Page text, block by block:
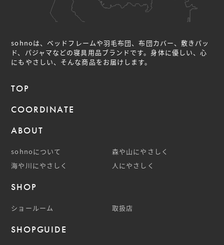
sohnoは、ベッドフレームや羽毛布団、布団カバー、敷きパッ
ド、パジャマなどの寝具用品ブランドです。身体に優しい、心
にもやさしい、そんな商品をお届けします。
TOP
COORDINATE
ABOUT
sohnoについて
森や山にやさしく
海や川にやさしく
人にやさしく
SHOP
ショールーム 取扱店
SHOPGUIDE